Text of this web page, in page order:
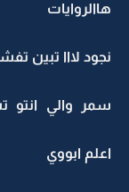
هاالروايات
نجود لااا تبين
سمر والي انتو
اعلم ابووي